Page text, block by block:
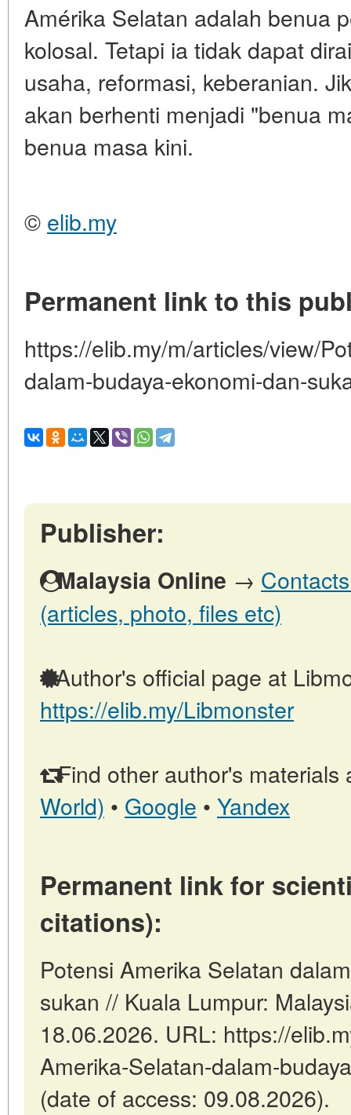
Amérika Selatan adalah benua
kolosal. Tetapi ia tidak dapat
usaha, reformasi, keberanian.
akan berhenti menjadi "benua
benua masa kini.
© elib.my
Permanent link to this
https://elib.my/m/articles/view/
dalam-budaya-ekonomi-dan-
Publisher:
Malaysia Online →
(articles, photo, files etc)
Author's official page at
https://elib.my/Libmonster
Find other author's materials
World) • Google • Yandex
Permanent link for
citations):
Potensi Amerika Selatan
sukan // Kuala Lumpur:
18.06.2026. URL: https://
Amerika-Selatan-dalam-
(date of access: 09.08.2026).